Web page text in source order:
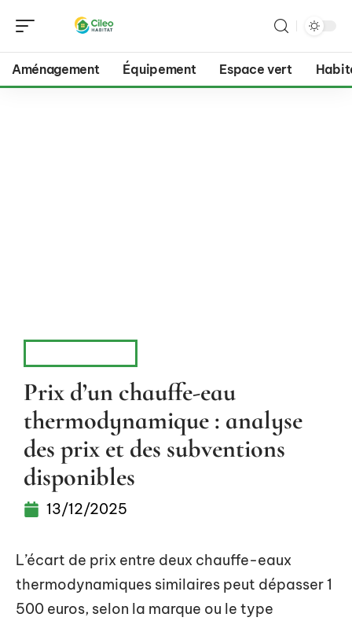
Aménagement Équipement Espace vert
Prix d’un chauffe-eau
thermodynamique : analyse
des prix et des subventions
disponibles
13/12/2025
L’écart de prix entre deux chauffe-eaux
thermodynamiques similaires peut dépasser 1
500 euros, selon la marque ou le type